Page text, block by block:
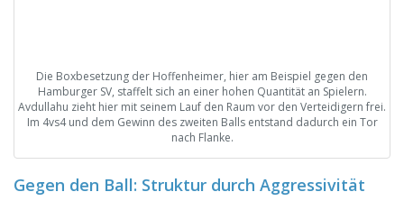
Die Boxbesetzung der Hoffenheimer, hier am Beispiel gegen den
Hamburger SV, staffelt sich an einer hohen Quantität an Spielern.
Avdullahu zieht hier mit seinem Lauf den Raum vor den Verteidigern frei.
Im 4vs4 und dem Gewinn des zweiten Balls entstand dadurch ein Tor
nach Flanke.
Gegen den Ball: Struktur durch Aggressivität